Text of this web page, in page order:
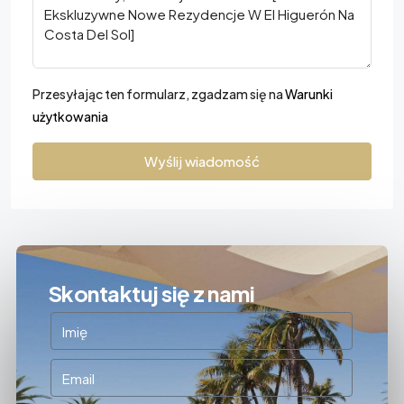
Przesyłając ten formularz, zgadzam się naWarunki
użytkowania
Wyślij wiadomość
Skontaktuj się z nami